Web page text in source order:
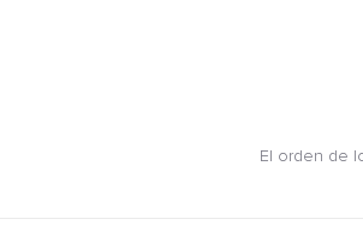
El orden de